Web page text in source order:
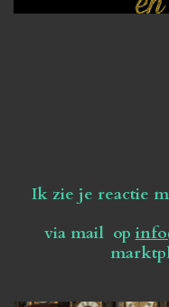
Ik zie je reactie
via mail op